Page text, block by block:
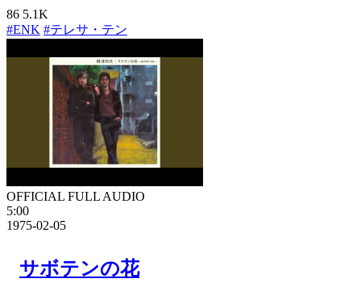
86 5.1K
#ENK #テレサ・テン
OFFICIAL FULL AUDIO
5:00
1975-02-05
サボテンの花